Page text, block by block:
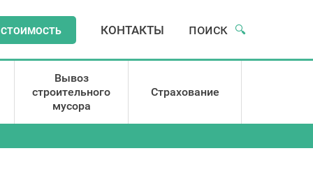
СТОИМОСТЬ КОНТАКТЫ поиск 🔍
Вывоз
строительного
мусора
Страхование